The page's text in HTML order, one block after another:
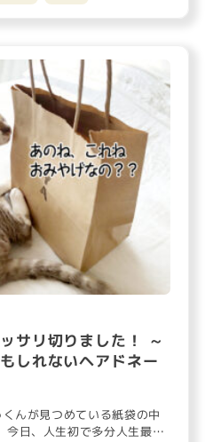
サリ切りました！ ～
しれないヘアドネー
んが見つめている紙袋の中
今日、人生初で多分人生最後